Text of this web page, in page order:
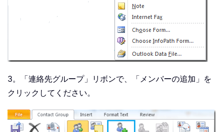
3。「連絡先グループ」リボンで、「メンバーの追加」を
クリックしてください。